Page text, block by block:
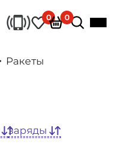
0 0
Ракеты
заряды